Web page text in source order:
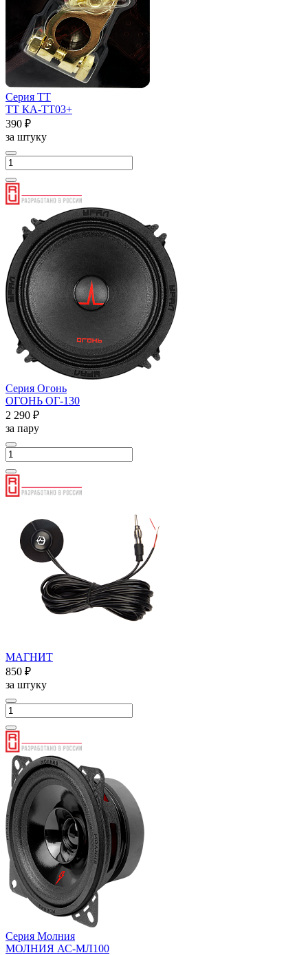
Серия ТТ
ТТ КА-ТТ03+
390 ₽
за штуку
Серия Огонь
ОГОНЬ ОГ-130
2 290 ₽
за пару
МАГНИТ
850 ₽
за штуку
Серия Молния
МОЛНИЯ АС-МЛ100